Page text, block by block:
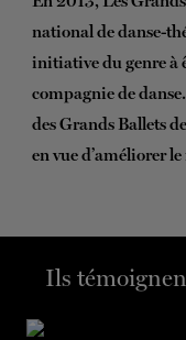
BILLETS
national de danse-
initiative du genre à
compagnie de
des Grands Ballets
en vue d’améliorer
Ils